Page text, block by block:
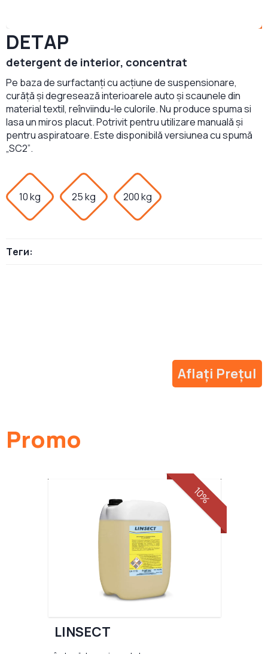
DETAP
detergent de interior, concentrat
Pe baza de surfactanți cu acțiune de suspensionare,
curăță și degresează interioarele auto și scaunele din
material textil, reînviindu-le culorile. Nu produce spuma si
lasa un miros placut. Potrivit pentru utilizare manuală și
pentru aspiratoare. Este disponibilă versiunea cu spumă
„SC2”.
10 kg 25 kg 200 kg
Теги:
Aflați Prețul
Promo
10%
LINSECT